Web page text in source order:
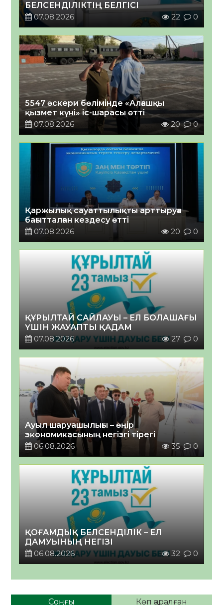
БЕЛСЕНДІЛІКТІҢ БЕЛГІСІ
07.08.2026
22 0
5547 әскери бөлімінде «Алғашқы
қызмет күні» іс-шарасы өтті
07.08.2026
20 0
Қаржылық сауаттылықты арттыруға
бағытталған кездесу өтті
07.08.2026
20 0
ҚҰРЫЛТАЙ САЙЛАУЫ – ЕЛ БОЛАШАҒЫ
ҮШІН ЖАУАПТЫ ҚАДАМ
07.08.2026
27 0
Ауыл шаруашылығы – өңір
экономикасының негізгі тірегі
06.08.2026
35 0
ҚОҒАМДЫҚ БЕЛСЕНДІЛІК – ЕЛ
ДАМУЫНЫҢ НЕГІЗІ
06.08.2026
32 0
Соңғы Көп қаралған